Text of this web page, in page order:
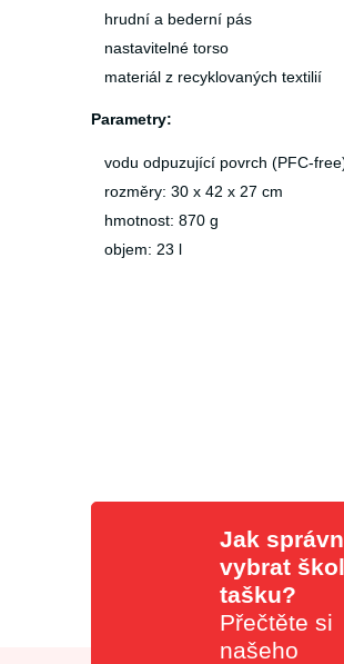
hrudní a bederní pás
nastavitelné torso
materiál z recyklovaných textilií
Parametry:
vodu odpuzující povrch (PFC-
rozměry: 30 x 42 x 27 cm
hmotnost: 870 g
objem: 23 l
Jak
vybrat
tašku?
Přečtěte si
našeho